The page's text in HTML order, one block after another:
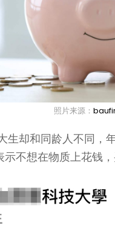
照片来源：
生却和同龄人不同，
示不想在物质上花钱